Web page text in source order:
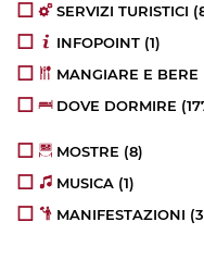
SERVIZI TURISTICI
INFOPOINT (1)
MANGIARE E BERE
DOVE DORMIRE
MOSTRE (8)
MUSICA (1)
MANIFESTAZIONI